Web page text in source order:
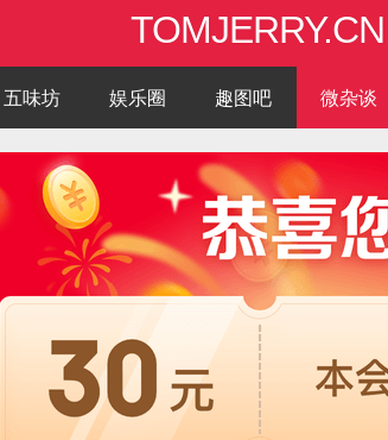
TOMJERRY.CN
五味坊 娱乐圈 趣图吧 微杂谈